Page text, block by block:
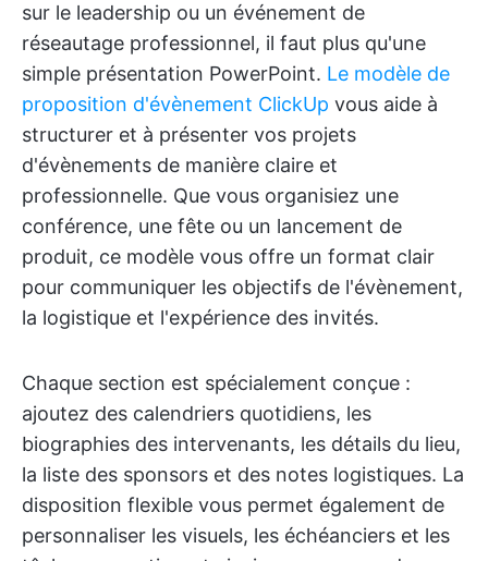
sur le leadership ou un événement de
réseautage professionnel, il faut plus qu'une
simple présentation PowerPoint. Le modèle de
proposition d'évènement ClickUp vous aide à
structurer et à présenter vos projets
d'évènements de manière claire et
professionnelle. Que vous organisiez une
conférence, une fête ou un lancement de
produit, ce modèle vous offre un format clair
pour communiquer les objectifs de l'évènement,
la logistique et l'expérience des invités.
Chaque section est spécialement conçue :
ajoutez des calendriers quotidiens, les
biographies des intervenants, les détails du lieu,
la liste des sponsors et des notes logistiques. La
disposition flexible vous permet également de
personnaliser les visuels, les échéanciers et les